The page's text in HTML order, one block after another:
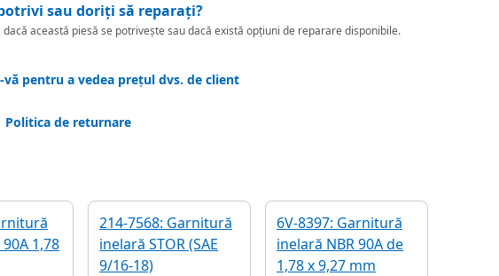
sau doriți să reparați?
această piesă se potrivește sau dacă există opțiuni de reparare disponibile.
vă pentru a vedea prețul dvs. de client
Politica de returnare
1,78
214-7568: Garnitură
inelară STOR (SAE
9/16-18)
6V-8397: Garnitură
inelară NBR 90A de
1,78 x 9,27 mm